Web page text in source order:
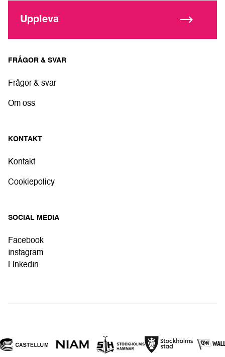
Uppleva
FRÅGOR & SVAR
Frågor & svar
Om oss
KONTAKT
Kontakt
Cookiepolicy
SOCIAL MEDIA
Facebook
Instagram
LinkedIn